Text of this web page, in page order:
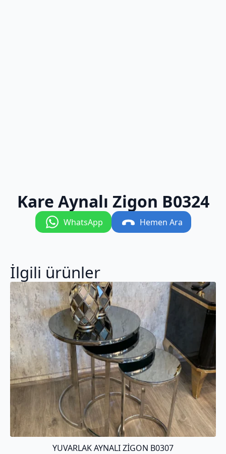
Kare Aynalı Zigon B0324
WhatsApp Hemen Ara
İlgili ürünler
YUVARLAK AYNALI ZIGON B0307